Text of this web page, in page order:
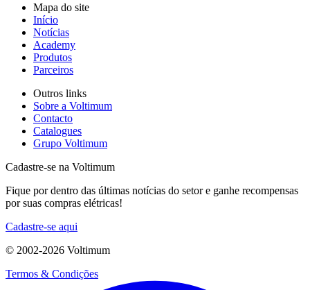
Mapa do site
Início
Notícias
Academy
Produtos
Parceiros
Outros links
Sobre a Voltimum
Contacto
Catalogues
Grupo Voltimum
Cadastre-se na Voltimum
Fique por dentro das últimas notícias do setor e ganhe recompensas
por suas compras elétricas!
Cadastre-se aqui
© 2002-2026 Voltimum
Termos & Condições